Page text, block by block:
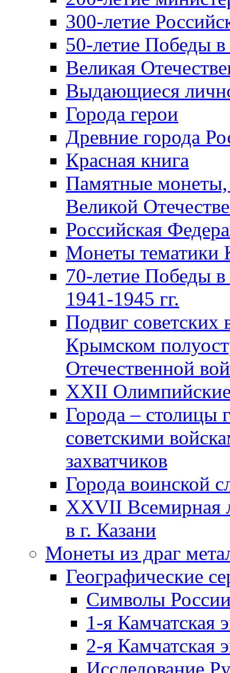
300-летие
50-летие Победы
Великая
Выдающиеся
Города герои
Древние города
Красная книга
Памятные
Великой
Российская
Монеты тематики
70-летие Победы
1941-1945 гг.
Подвиг советских
Крымском
Отечественной
XXII
Города – столицы
советскими
захватчиков
Города воинской
XXVII Всемирная
в г. Казани
Монеты из драг
Географические
Символы
1-я Камчатская
2-я Камчатская
Исследование